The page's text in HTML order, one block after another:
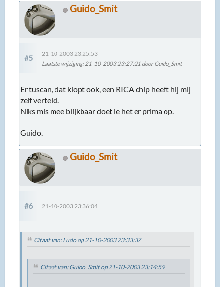
Guido_Smit
#5
21-10-2003 23:25:53
Laatste wijziging: 21-10-2003 23:27:21 door Guido_Smit
Entuscan, dat klopt ook, een RICA chip heeft hij mij
zelf verteld.
Niks mis mee blijkbaar doet ie het er prima op.
Guido.
Guido_Smit
#6 21-10-2003 23:36:04
Citaat van: Ludo op 21-10-2003 23:33:37
Citaat van: Guido_Smit op 21-10-2003 23:14:59